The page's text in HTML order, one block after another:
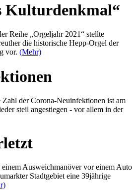
Kulturdenkmal“
Reihe „Orgeljahr 2021“ stellte
die historische Hepp-Orgel der
vor. (Mehr)
Zahl der Corona-Neuinfektionen ist am
steil angestiegen - vor allem in der
Ausweichmanöver vor einem Auto
Stadtgebiet eine 39jährige